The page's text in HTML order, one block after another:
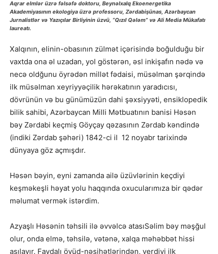
Aqrar elmlər üzrə fəlsəfə doktoru, Beynəlxalq Ekoenergetika
Akademiyasının ekologiya üzrə professoru, Zərdabişünas, Azərbaycan
Jurnalistlər və Yazıçılar Birliyinin üzvü, “Qızıl Qələm” və Ali Media Mükafatı
laureatı.
Xalqının, elinin-obasının zülmət içərisində boğulduğu bir
vaxtda ona əl uzadan, yol göstərən, əsl inkişafın nədə və
necə oldğunu öyrədən millət fədaisi, müsəlman şərqində
ilk müsəlman xeyriyyəçilik hərəkatının yaradıcısı,
dövrünün və bu günümüzün dahi şəxsiyyəti, ensiklopedik
bilik sahibi, Azərbaycan Milli Mətbuatının banisi Həsən
bəy Zərdabi keçmiş Göyçay qəzasının Zərdab kəndində
(indiki Zərdab şəhəri) 1842-ci il 12 noyabr tarixində
dünyaya göz açmışdır.
Həsən bəyin, eyni zamanda ailə üzüvlərinin keçdiyi
keşməkeşli həyat yolu haqqında oxucularımıza bir qədər
məlumat vermək istərdim.
Azyaşlı Həsənin təhsili ilə əvvəlcə atasıSəlim bəy məşğul
olur, onda elmə, təhsilə, vətənə, xalqa məhəbbət hissi
aşılayır. Faydalı öyüd-nəsihətlərindən, verdiyi ilk